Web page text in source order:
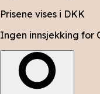
Prisene vises i DKK
Ingen innsjekking for